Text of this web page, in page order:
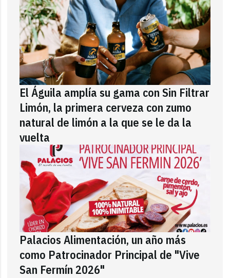
El Águila amplía su gama con Sin Filtrar
Limón, la primera cerveza con zumo
natural de limón a la que se le da la
vuelta
Palacios Alimentación, un año más
como Patrocinador Principal de "Vive
San Fermín 2026"